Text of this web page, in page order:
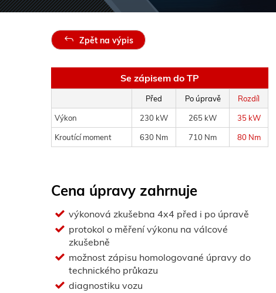
Zpět na výpis
Se zápisem do TP
Před Po úpravě Rozdíl
Výkon 230 kW 265 kW 35 kW
Kroutící moment 630 Nm 710 Nm 80 Nm
Cena úpravy zahrnuje
výkonová zkušebna 4x4 před i po úpravě
protokol o měření výkonu na válcové
zkušebně
možnost zápisu homologované úpravy do
technického průkazu
diagnostiku vozu